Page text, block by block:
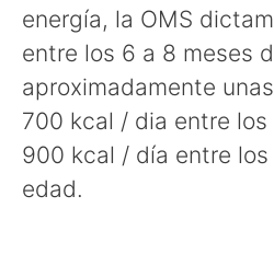
energía, la OMS
entre los 6 a 8 meses
aproximadamente
700 kcal / dia entre los
900 kcal / día entre
edad.